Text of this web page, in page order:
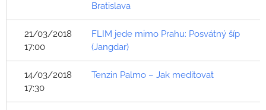
Bratislava
21/03/2018
17:00
FLIM jede mimo Prahu: Posvátný šíp
(Jangdar)
14/03/2018
17:30
Tenzin Palmo – Jak meditovat